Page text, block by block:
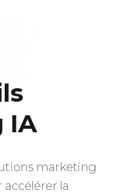
IA
marketing
accélérer la